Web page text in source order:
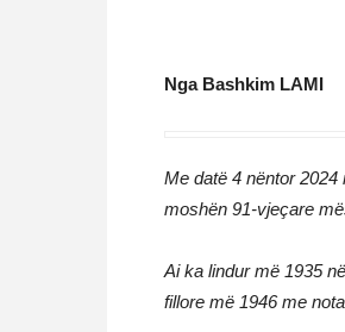
Nga Bashkim LAMI
Me datë 4 nëntor
moshën 91-vjeçare
Ai ka lindur më 1935
fillore më 1946 me